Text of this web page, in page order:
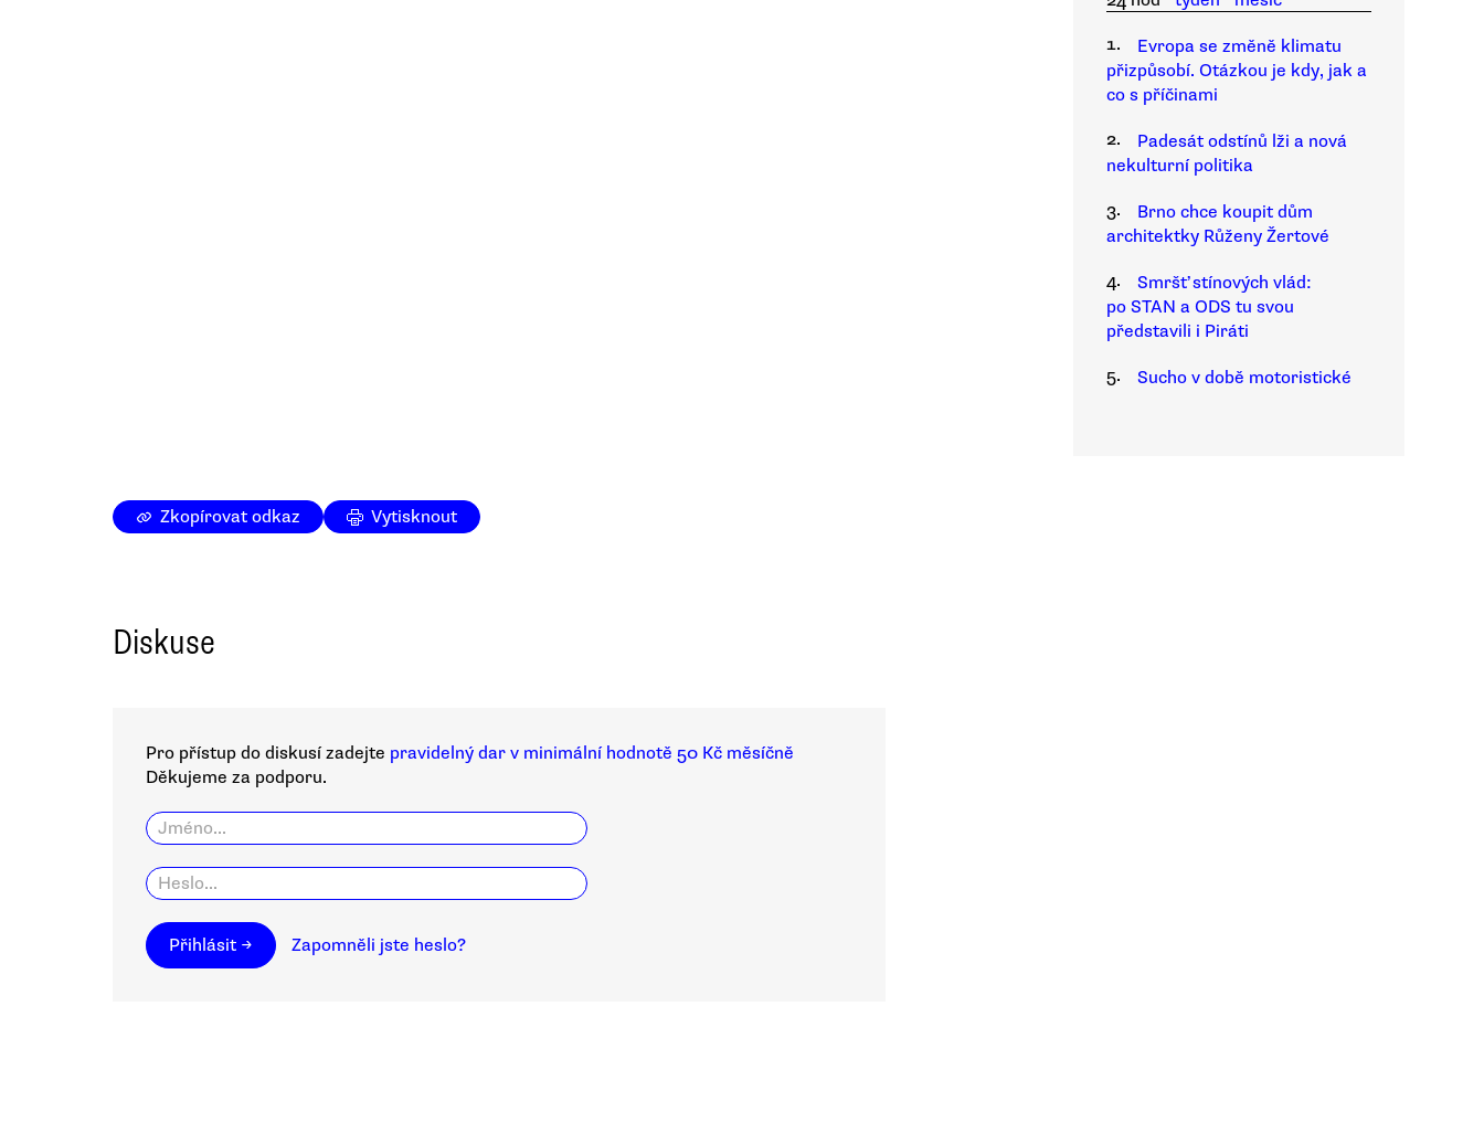
1.
Evropa se změně klimatu
přizpůsobí. Otázkou je kdy, jak a
co s příčinami
2.
Padesát odstínů lži a nová
nekulturní politika
3.
Brno chce koupit dům
architektky Růženy Žertové
4.
Smršť stínových vlád:
po STAN a ODS tu svou
představili i Piráti
5.
Sucho v době motoristické
Zkopírovat odkaz Vytisknout
Diskuse
Pro přístup do diskusí zadejte pravidelný dar v minimální hodnotě 50 Kč měsíčně
Děkujeme za podporu.
Přihlásit → Zapomněli jste heslo?